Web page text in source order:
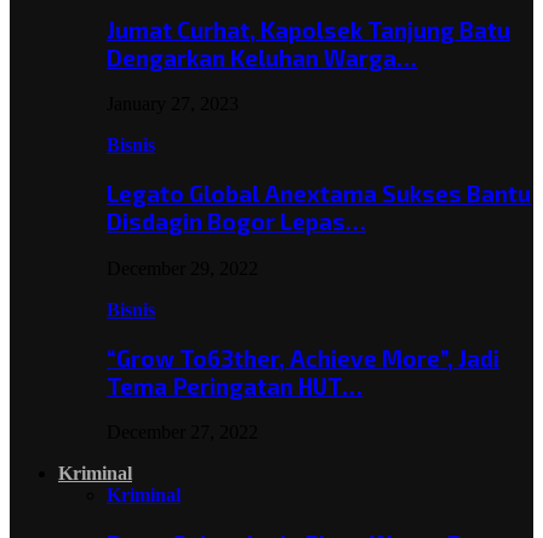
Jumat Curhat, Kapolsek Tanjung Batu
Dengarkan Keluhan Warga…
Bisnis
Legato Global Anextama Sukses Bantu
Disdagin Bogor Lepas…
Bisnis
“Grow To63ther, Achieve More”, Jadi
Tema Peringatan HUT…
Kriminal
Kriminal